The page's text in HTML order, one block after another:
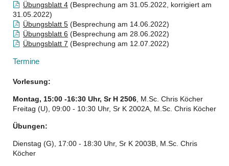
Übungsblatt 4 (Besprechung am 31.05.2022, korrigiert am
31.05.2022)
Übungsblatt 5 (Besprechung am 14.06.2022)
Übungsblatt 6 (Besprechung am 28.06.2022)
Übungsblatt 7 (Besprechung am 12.07.2022)
Termine
Vorlesung:
Montag, 15:00 -16:30 Uhr, Sr H 2506 , M.Sc. Chris Köcher
Freitag (U), 09:00 - 10:30 Uhr, Sr K 2002A, M.Sc. Chris Köcher
Übungen:
Dienstag (G), 17:00 - 18:30 Uhr, Sr K 2003B, M.Sc. Chris
Köcher